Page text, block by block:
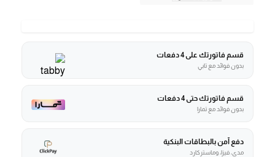
قسم فاتورتك على 4 دفعات
بدون فوائد مع تابي
قسم فاتورتك حتى 4 دفعات
بدون فوائد مع تمارا
دفع آمن بالبطاقات البنكية
مدى، فيزا، وماستركارد